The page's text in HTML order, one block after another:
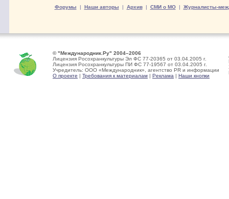
Форумы | Наши авторы | Архив| СМИ о МО| Журналисты-
© "Международник.Ру" 2004–2006
Лицензия Росохранкультуры Эл ФС 77-20365 от 03.04.2005 г.
Лицензия Росохранкультуры ПИ ФС 77-19567 от 03.04.2005 г.
Учредитель: ООО «Международник», агентство PR и информации
О проекте | Требования к материалам | Реклама | Наши кнопки